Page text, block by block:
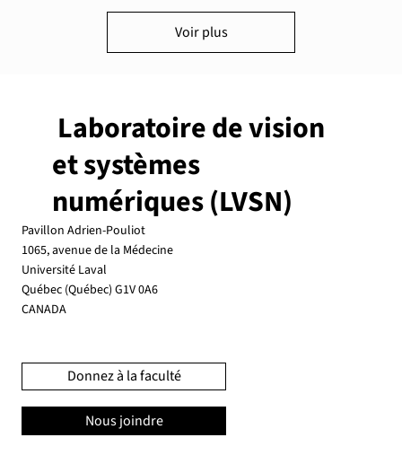
Voir plus
Laboratoire de vision
et systèmes
numériques (LVSN)
Pavillon Adrien-Pouliot
1065, avenue de la Médecine
Université Laval
Québec (Québec) G1V 0A6
CANADA
Donnez à la faculté
Nous joindre